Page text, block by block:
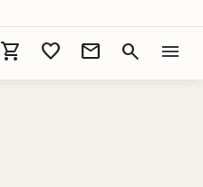
shopping_cart favorite mail search menu